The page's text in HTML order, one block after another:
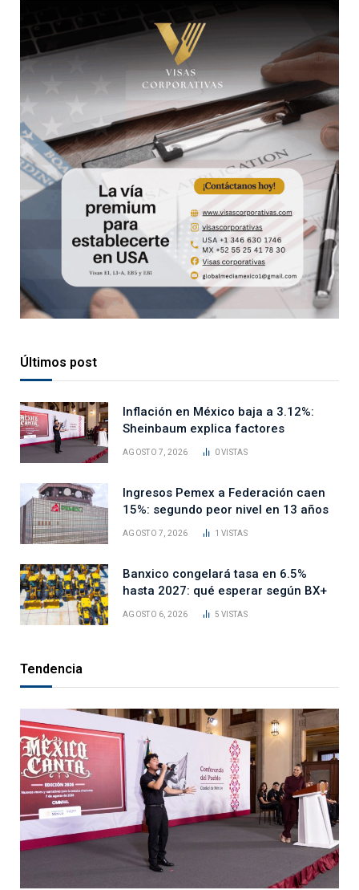
Últimos post
Inflación en México baja a 3.12%:
Sheinbaum explica factores
AGOSTO 7, 2026 0VISTAS
Ingresos Pemex a Federación caen
15%: segundo peor nivel en 13 años
AGOSTO 7, 2026 1VISTAS
Banxico congelará tasa en 6.5%
hasta 2027: qué esperar según BX+
AGOSTO 6, 2026 5VISTAS
Tendencia